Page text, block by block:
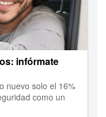
infórmate
nuevo solo el 16%
como un